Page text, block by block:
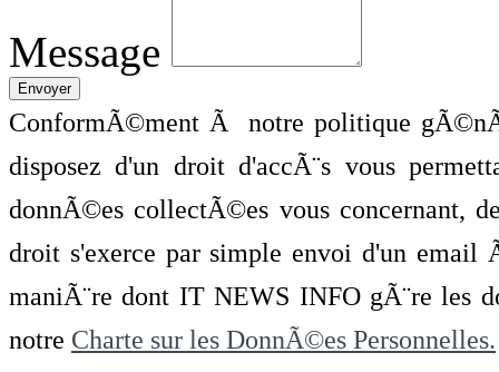
Message
ConformÃ©ment Ã notre politique
disposez d'un droit d'accÃ¨s vous
donnÃ©es collectÃ©es vous concernant,
droit s'exerce par simple envoi d'un
maniÃ¨re dont IT NEWS INFO gÃ¨re les
notre Charte sur les DonnÃ©es Personnelles.